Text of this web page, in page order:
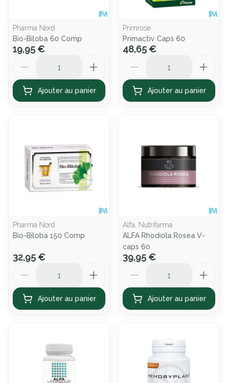
Pharma Nord
Bio-Biloba 60 Comp
19,95 €
Ajouter au panier
Primrose
Primactiv Caps 60
48,65 €
Ajouter au panier
Pharma Nord
Bio-Biloba 150 Comp
32,95 €
Ajouter au panier
Alfa, Nutrifarma
ALFA Rhodiola Rosea V-
caps 60
39,95 €
Ajouter au panier